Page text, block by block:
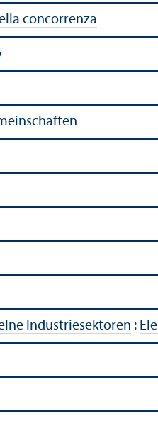
concorrenza
Industriesektoren :